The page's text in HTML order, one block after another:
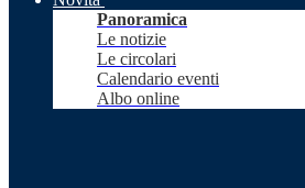
Panoramica
Le notizie
Le circolari
Calendario eventi
Albo online